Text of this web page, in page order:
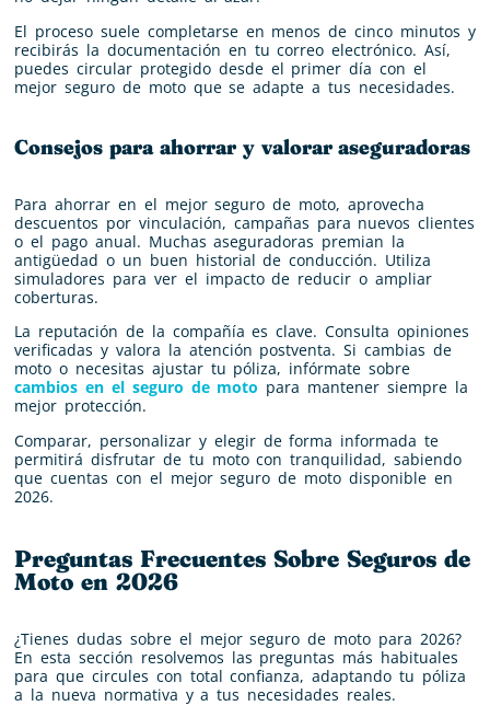
El proceso suele completarse en menos de cinco minutos y
recibirás la documentación en tu correo electrónico. Así,
puedes circular protegido desde el primer día con el
mejor seguro de moto que se adapte a tus necesidades.
Consejos para ahorrar y valorar aseguradoras
Para ahorrar en el mejor seguro de moto, aprovecha
descuentos por vinculación, campañas para nuevos clientes
o el pago anual. Muchas aseguradoras premian la
antigüedad o un buen historial de conducción. Utiliza
simuladores para ver el impacto de reducir o ampliar
coberturas.
La reputación de la compañía es clave. Consulta opiniones
verificadas y valora la atención postventa. Si cambias de
moto o necesitas ajustar tu póliza, infórmate sobre
cambios en el seguro de moto para mantener siempre la
mejor protección.
Comparar, personalizar y elegir de forma informada te
permitirá disfrutar de tu moto con tranquilidad, sabiendo
que cuentas con el mejor seguro de moto disponible en
2026.
Preguntas Frecuentes Sobre Seguros de
Moto en 2026
¿Tienes dudas sobre el mejor seguro de moto para 2026?
En esta sección resolvemos las preguntas más habituales
para que circules con total confianza, adaptando tu póliza
a la nueva normativa y a tus necesidades reales.